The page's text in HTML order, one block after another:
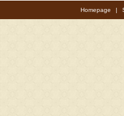
Homepage |